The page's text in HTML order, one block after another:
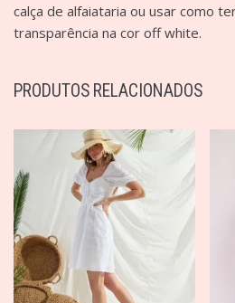
calça de alfaiataria ou usar como
transparência na cor off white.
PRODUTOS RELACIONADOS